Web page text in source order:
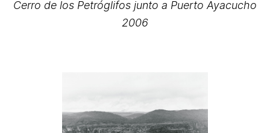
Cerro de los Petróglifos junto a Puerto Ayacucho
2006